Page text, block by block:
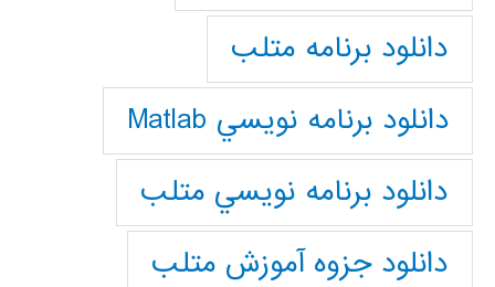
دانلود برنامه متلب
دانلود برنامه نويسي Matlab
دانلود برنامه نويسي متلب
دانلود جزوه آموزش متلب